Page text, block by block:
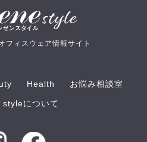
フィスウェア情報サイト
Health お悩み相談室
について